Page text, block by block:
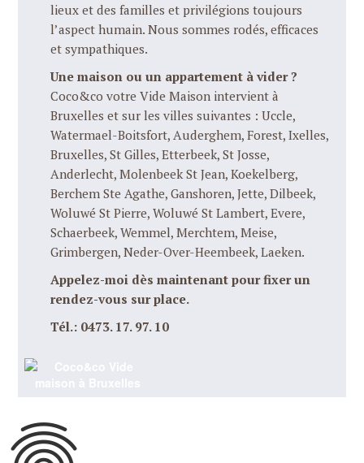
lieux et des familles et privilégions toujours
l’aspect humain. Nous sommes rodés, efficaces
et sympathiques.
Une maison ou un appartement à vider ?
Coco&co votre Vide Maison intervient à
Bruxelles et sur les villes suivantes : Uccle,
Watermael-Boitsfort, Auderghem, Forest, Ixelles,
Bruxelles, St Gilles, Etterbeek, St Josse,
Anderlecht, Molenbeek St Jean, Koekelberg,
Berchem Ste Agathe, Ganshoren, Jette, Dilbeek,
Woluwé St Pierre, Woluwé St Lambert, Evere,
Schaerbeek, Wemmel, Merchtem, Meise,
Grimbergen, Neder-Over-Heembeek, Laeken.
Appelez-moi dès maintenant pour fixer un
rendez-vous sur place.
Tél.: 0473. 17. 97. 10